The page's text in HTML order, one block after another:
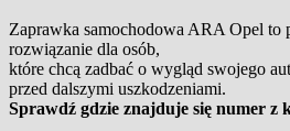
Zaprawka samochodowa ARA Opel to
rozwiązanie dla osób,
które chcą zadbać o wygląd swojego
przed dalszymi uszkodzeniami.
Sprawdź gdzie znajduje się numer z